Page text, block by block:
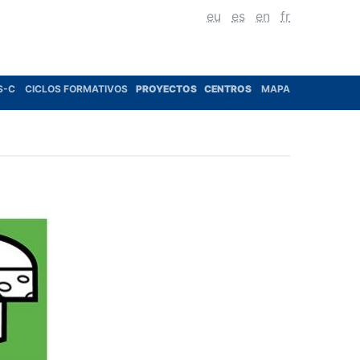
eu es en fr
C CICLOS FORMATIVOS PROYECTOS CENTROS MAPA